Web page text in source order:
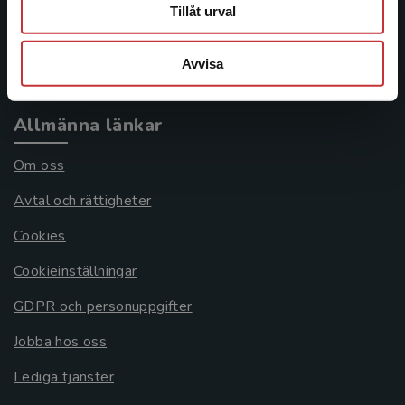
Tillåt urval
Avvisa
Köpvillkor
Allmänna länkar
Om oss
Avtal och rättigheter
Cookies
Cookieinställningar
GDPR och personuppgifter
Jobba hos oss
Lediga tjänster